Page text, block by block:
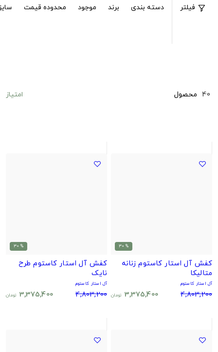
فیلتر دسته بندی برند موجود محدوده قیمت
40 محصول امتیاز
% 30
کفش آل استار کاستوم زنانه
متالیکا
آل استار کاستوم
4,803,200
3,375,400 تومان
% 30
کفش آل استار کاستوم طرح
نایک
آل استار کاستوم
4,803,200
3,375,400 تومان